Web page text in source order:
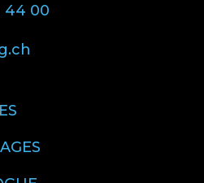
44 00